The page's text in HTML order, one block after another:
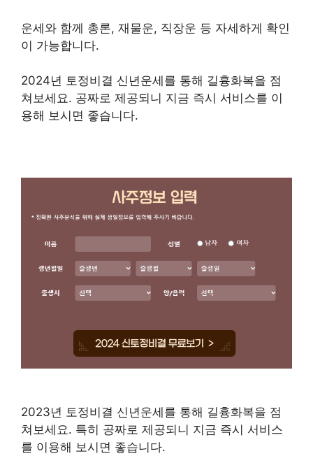
운세와 함께 총론, 재물운, 직장운 등 자세하게 확인
이 가능합니다.
2024년 토정비결 신년운세를 통해 길흉화복을 점
쳐보세요. 공짜로 제공되니 지금 즉시 서비스를 이
용해 보시면 좋습니다.
2023년 토정비결 신년운세를 통해 길흉화복을 점
쳐보세요. 특히 공짜로 제공되니 지금 즉시 서비스
를 이용해 보시면 좋습니다.